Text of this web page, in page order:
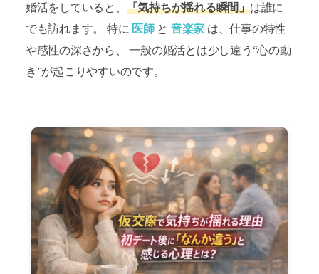
2026-08（5）
2026-05（9）
2026-04（10）
2025-03（1）
2023-11（1）
婚活をしていると、 「気持ちが揺れる瞬間」は誰に
でも訪れます。 特に 医師と 音楽家 は、仕事の特性
や感性の深さから、 一般の婚活とは少し違う“心の動
き”が起こりやすいのです。